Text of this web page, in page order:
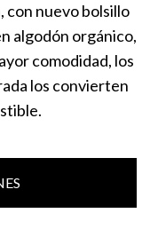
con nuevo bolsillo
algodón orgánico,
comodidad, los
los convierten